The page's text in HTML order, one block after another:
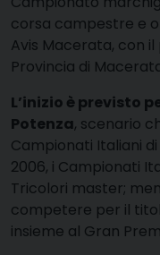
corsa campestre e
Avis Macerata, con
Provincia di
L’inizio è previsto
Potenza, scenario
Campionati Italiani
2006, i Campionati
Tricolori master;
competere per il
insieme al Gran